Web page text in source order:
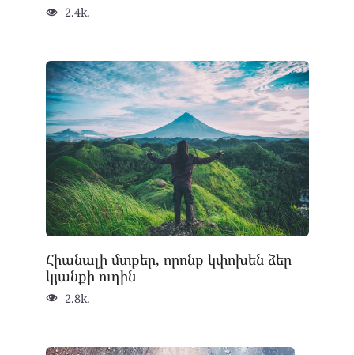
2.4k.
Հիանալի մտքեր, որոնք կփոխեն ձեր
կյանքի ուղին
2.8k.